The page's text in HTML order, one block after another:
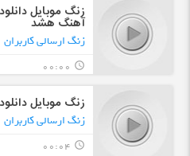
زنگ موبایل
آهنگ هشد
زنگ ارسالی کاربران
query_builder
00:00
زنگ موبایل
زنگ ارسالی کاربران
query_builder
00:04